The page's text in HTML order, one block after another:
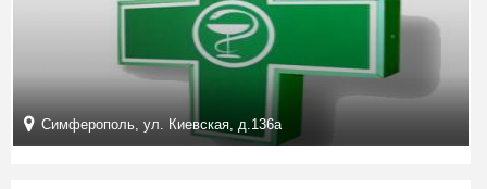
Симферополь, ул. Киевская, д.136а